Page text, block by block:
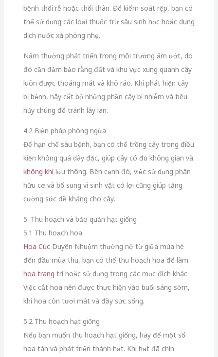
bệnh thối rễ hoặc thối thân. Để kiểm soát rệp, bạn có
thể sử dụng các loại thuốc trừ sâu sinh học hoặc dung
dịch nước xà phòng nhẹ.
Nấm thường phát triển trong môi trường ẩm ướt, do
đó cần đảm bảo rằng đất và khu vực xung quanh cây
luôn được thoáng mát và khô ráo. Khi phát hiện cây
bị bệnh, hãy cắt bỏ những phần cây bị nhiễm và tiêu
hủy chúng để tránh lây lan.
4.2 Biện pháp phòng ngừa
Để hạn chế sâu bệnh, bạn có thể trồng cây trong điều
kiện không quá dày đặc, giúp cây có đủ không gian và
không khílưu thông. Bên cạnh đó, việc sử dụng phân
hữu cơ và bổ sung vi sinh vật có lợi cũng giúp tăng
cường sức đề kháng cho cây.
5. Thu hoạch và bảo quản hạt giống
5.1 Thu hoạch hoa
Hoa CúcDuyên Nhuộm thường nở từ giữa mùa hè
đến đầu mùa thu, bạn có thể thu hoạch hoa để làm
hoa trang trí hoặc sử dụng trong các mục đích khác.
Việc cắt hoa nên được thực hiện vào buổi sáng sớm,
khi hoa còn tươi mát và đầy sức sống.
5.2 Thu hoạch hạt giống
Nếu bạn muốn thu hoạch hạt giống, hãy để một số
hoa tàn và phát triển thành hạt. Khi hạt đã chín